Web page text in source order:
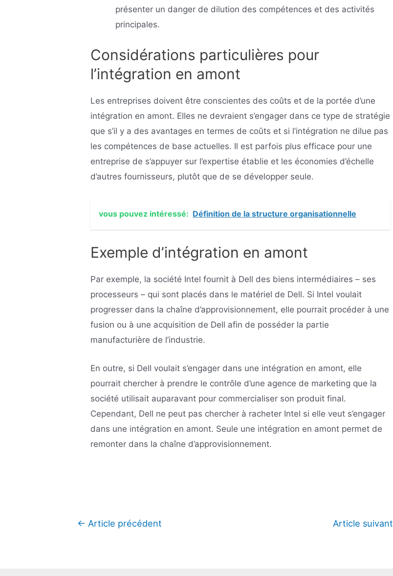
présenter un danger de dilution des compétences et des activités
principales.
Considérations particulières pour
l’intégration en amont
Les entreprises doivent être conscientes des coûts et de la portée d’une
intégration en amont. Elles ne devraient s’engager dans ce type de stratégie
que s’il y a des avantages en termes de coûts et si l’intégration ne dilue pas
les compétences de base actuelles. Il est parfois plus efficace pour une
entreprise de s’appuyer sur l’expertise établie et les économies d’échelle
d’autres fournisseurs, plutôt que de se développer seule.
vous pouvez intéressé: Définition de la structure organisationnelle
Exemple d’intégration en amont
Par exemple, la société Intel fournit à Dell des biens intermédiaires – ses
processeurs – qui sont placés dans le matériel de Dell. Si Intel voulait
progresser dans la chaîne d’approvisionnement, elle pourrait procéder à une
fusion ou à une acquisition de Dell afin de posséder la partie
manufacturière de l’industrie.
En outre, si Dell voulait s’engager dans une intégration en amont, elle
pourrait chercher à prendre le contrôle d’une agence de marketing que la
société utilisait auparavant pour commercialiser son produit final.
Cependant, Dell ne peut pas chercher à racheter Intel si elle veut s’engager
dans une intégration en amont. Seule une intégration en amont permet de
remonter dans la chaîne d’approvisionnement.
Navigation
← Article précédent Article suivant